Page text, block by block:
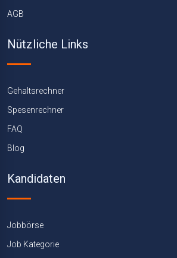
AGB
Nützliche Links
Gehaltsrechner
Spesenrechner
FAQ
Blog
Kandidaten
Jobbörse
Job Kategorie